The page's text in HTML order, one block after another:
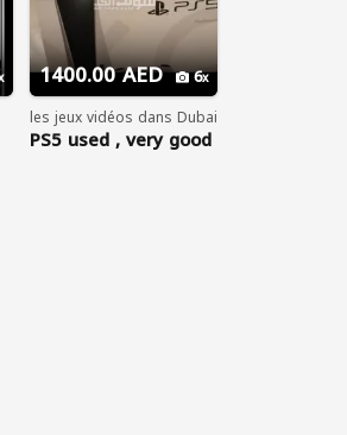
1400.00 AED 6
les jeux vidéos dans Dubai
PS5 used , very good
, بليستيشن سوني ٥